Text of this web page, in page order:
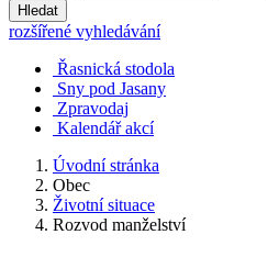
Hledat
rozšířené vyhledávání
Řasnická stodola
Sny pod Jasany
Zpravodaj
Kalendář akcí
Úvodní stránka
Obec
Životní situace
Rozvod manželství